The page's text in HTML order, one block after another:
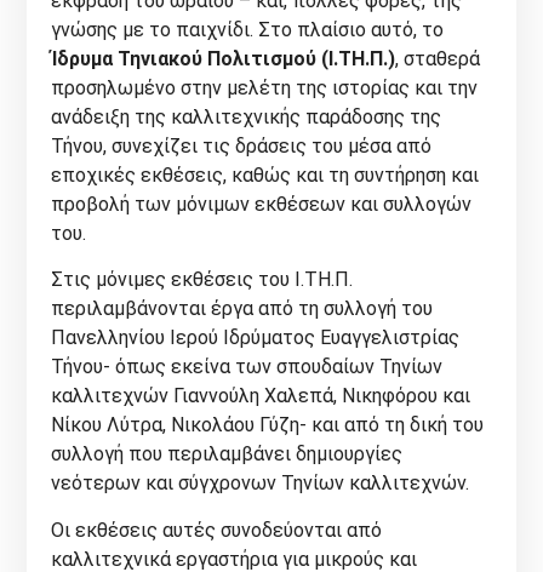
γνώσης με το παιχνίδι. Στο πλαίσιο αυτό, το
Ίδρυμα Τηνιακού Πολιτισμού (Ι.ΤΗ.Π.), σταθερά
προσηλωμένο στην μελέτη της ιστορίας και την
ανάδειξη της καλλιτεχνικής παράδοσης της
Τήνου, συνεχίζει τις δράσεις του μέσα από
εποχικές εκθέσεις, καθώς και τη συντήρηση και
προβολή των μόνιμων εκθέσεων και συλλογών
του.
Στις μόνιμες εκθέσεις του Ι.ΤΗ.Π.
περιλαμβάνονται έργα από τη συλλογή του
Πανελληνίου Ιερού Ιδρύματος Ευαγγελιστρίας
Τήνου- όπως εκείνα των σπουδαίων Τηνίων
καλλιτεχνών Γιαννούλη Χαλεπά, Νικηφόρου και
Νίκου Λύτρα, Νικολάου Γύζη- και από τη δική του
συλλογή που περιλαμβάνει δημιουργίες
νεότερων και σύγχρονων Τηνίων καλλιτεχνών.
Οι εκθέσεις αυτές συνοδεύονται από
καλλιτεχνικά εργαστήρια για μικρούς και